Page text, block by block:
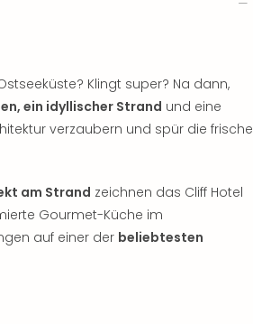
Klingt super? Na dann,
ein idyllischer Strand und eine
verzaubern und spür die frische
am Strand zeichnen das Cliff Hotel
Gourmet-Küche im
auf einer der beliebtesten